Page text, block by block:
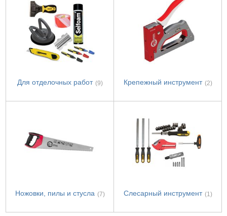
Для отделочных работ (9) Крепежный инструмент (2)
Ножовки, пилы и стусла (7) Слесарный инструмент (1)